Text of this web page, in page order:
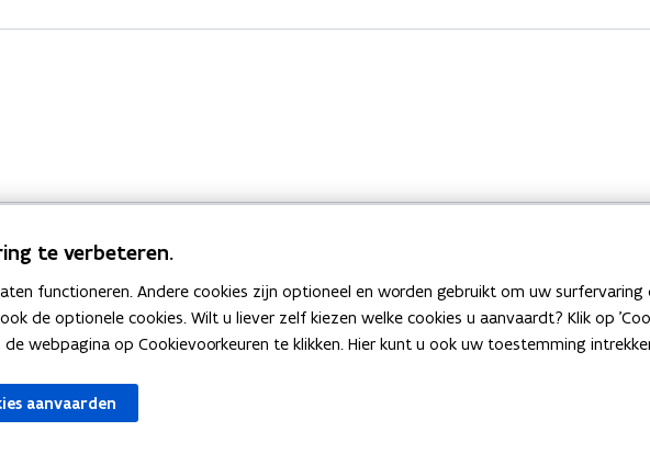
Bekijk ook Meer
Over
te verbeteren.
functioneren. Andere cookies zijn optioneel en worden gebruikt om uw
de optionele cookies. Wilt u liever zelf kiezen welke cookies u aanvaardt? Klik op
webpagina op Cookievoorkeuren te klikken. Hier kunt u ook uw toestemming
aanvaarden